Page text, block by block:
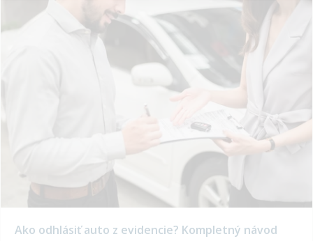
Ako odhlásiť auto z evidencie? Kompletný návod